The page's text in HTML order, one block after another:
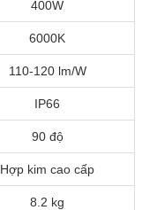
400W
6000K
110-120 lm/W
IP66
90 độ
Hợp kim cao cấp
8.2 kg